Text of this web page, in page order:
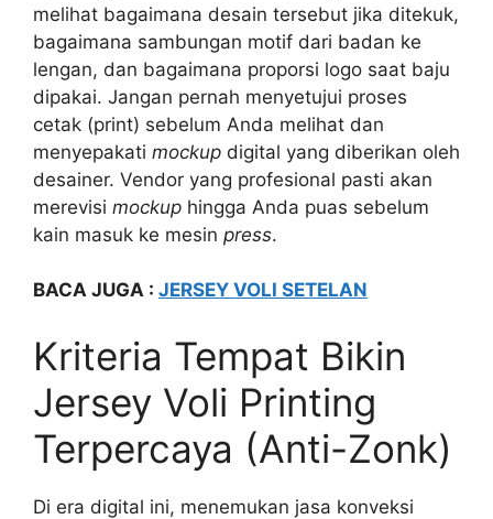
melihat bagaimana desain tersebut jika ditekuk,
bagaimana sambungan motif dari badan ke
lengan, dan bagaimana proporsi logo saat baju
dipakai. Jangan pernah menyetujui proses
cetak (print) sebelum Anda melihat dan
menyepakati mockup digital yang diberikan oleh
desainer. Vendor yang profesional pasti akan
merevisi mockup hingga Anda puas sebelum
kain masuk ke mesin press.
BACA JUGA : JERSEY VOLI SETELAN
Kriteria Tempat Bikin
Jersey Voli Printing
Terpercaya (Anti-Zonk)
Di era digital ini, menemukan jasa konveksi